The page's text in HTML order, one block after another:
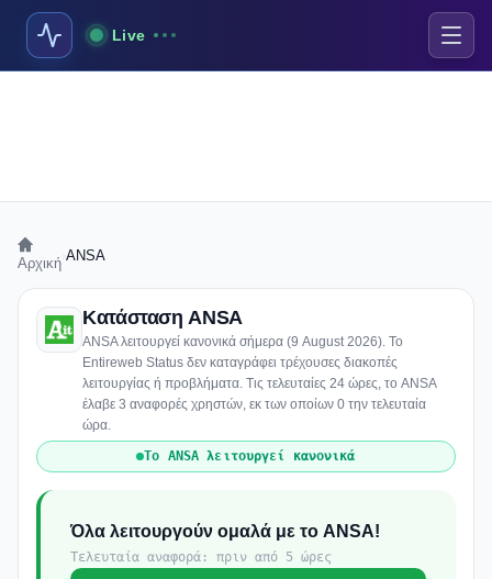
Live
Αρχική ANSA
Κατάσταση ANSA
ANSA λειτουργεί κανονικά σήμερα (9 August 2026). Το
Entireweb Status δεν καταγράφει τρέχουσες διακοπές
λειτουργίας ή προβλήματα. Τις τελευταίες 24 ώρες, το ANSA
έλαβε 3 αναφορές χρηστών, εκ των οποίων 0 την τελευταία
ώρα.
Το ANSA λειτουργεί κανονικά
Όλα λειτουργούν ομαλά με το ANSA!
Τελευταία αναφορά: πριν από 5 ώρες